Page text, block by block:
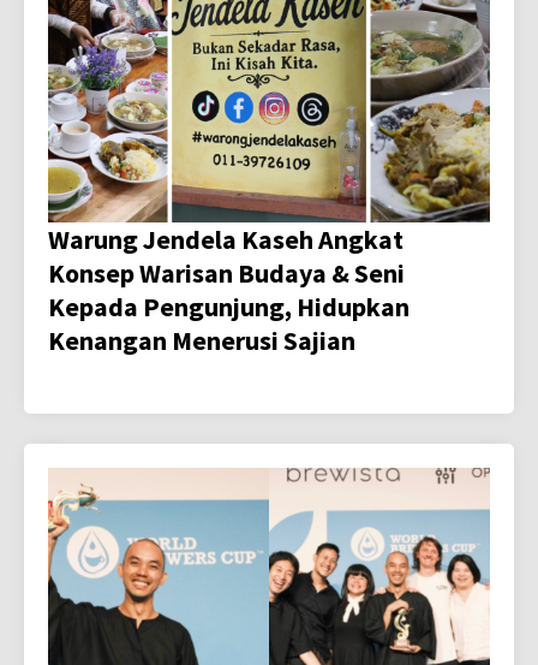
Warung Jendela Kaseh Angkat
Konsep Warisan Budaya & Seni
Kepada Pengunjung, Hidupkan
Kenangan Menerusi Sajian